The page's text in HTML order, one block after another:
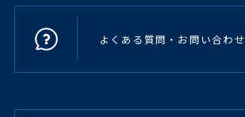
よくある質問・お問い合わせ